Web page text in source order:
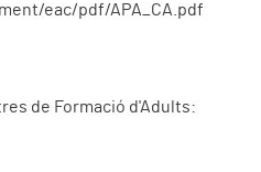
eac/pdf/APA_CA.pdf
de Formació d'Adults: